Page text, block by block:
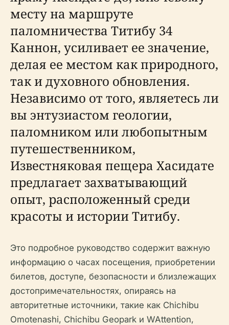
месту на маршруте
паломничества Титибу 34
Каннон, усиливает ее значение,
делая ее местом как природного,
так и духовного обновления.
Независимо от того, являетесь ли
вы энтузиастом геологии,
паломником или любопытным
путешественником,
Известняковая пещера Хасидате
предлагает захватывающий
опыт, расположенный среди
красоты и истории Титибу.
Это подробное руководство содержит важную
информацию о часах посещения, приобретении
билетов, доступе, безопасности и близлежащих
достопримечательностях, опираясь на
авторитетные источники, такие как Chichibu
Omotenashi, Chichibu Geopark и WAttention,